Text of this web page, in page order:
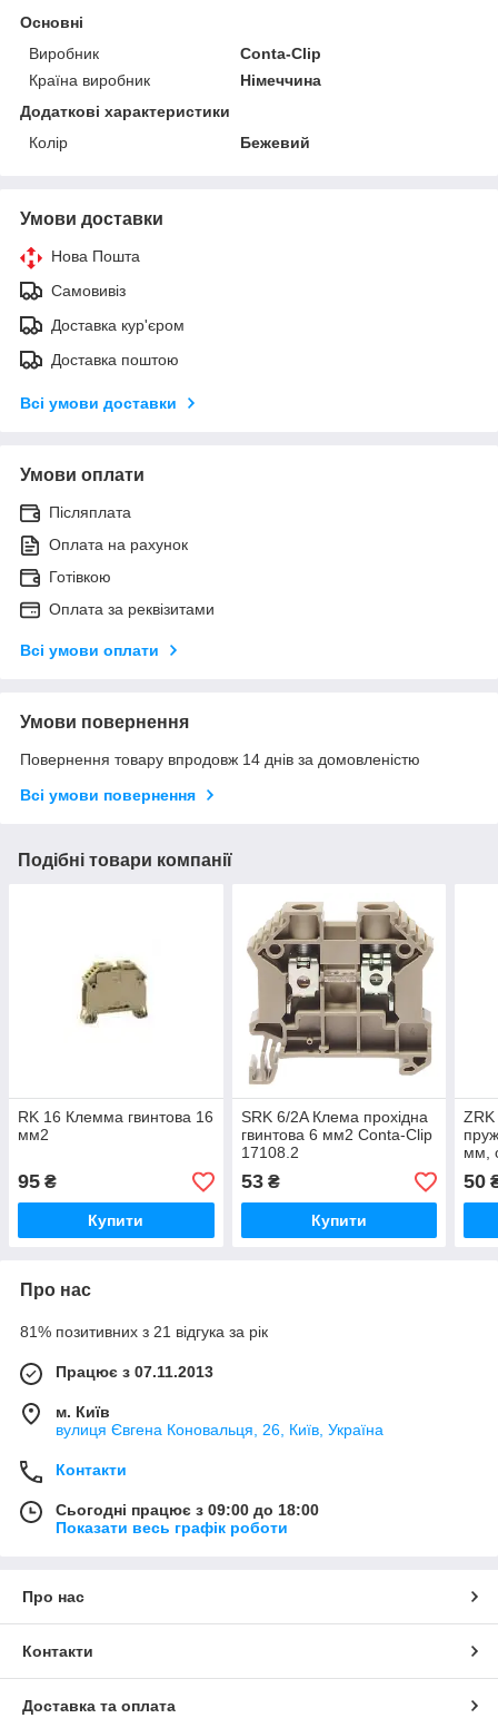
Основні
Виробник
Conta-Clip
Країна виробник
Німеччина
Додаткові характеристики
Колір
Бежевий
Умови доставки
Нова Пошта
Самовивіз
Доставка кур'єром
Доставка поштою
Всі умови доставки
Умови оплати
Післяплата
Оплата на рахунок
Готівкою
Оплата за реквізитами
Всі умови оплати
Умови повернення
Повернення товару впродовж 14 днів за домовленістю
Всі умови повернення
Подібні товари компанії
RK 16 Клемма гвинтова 16
мм2
95 ₴
Купити
SRK 6/2A Клема прохідна
гвинтова 6 мм2 Conta-Clip
17108.2
53₴
Купити
мм,
50
Про нас
81% позитивних з 21 відгука за рік
Працює з 07.11.2013
м. Київ
вулиця Євгена Коновальця, 26, Київ, Україна
Контакти
Сьогодні працює з 09:00 до 18:00
Показати весь графік роботи
Про нас
Контакти
Доставка та оплата